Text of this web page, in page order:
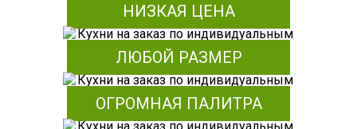
НИЗКАЯ ЦЕНА
ЛЮБОЙ РАЗМЕР
ОГРОМНАЯ ПАЛИТРА